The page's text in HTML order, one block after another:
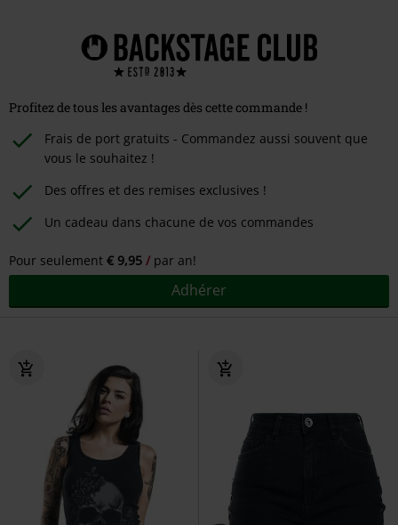
Profitez de tous les avantages dès cette commande !
Frais de port gratuits - Commandez aussi souvent que
vous le souhaitez !
Des offres et des remises exclusives !
Un cadeau dans chacune de vos commandes
Pour seulement € 9,95 par an!
Adhérer